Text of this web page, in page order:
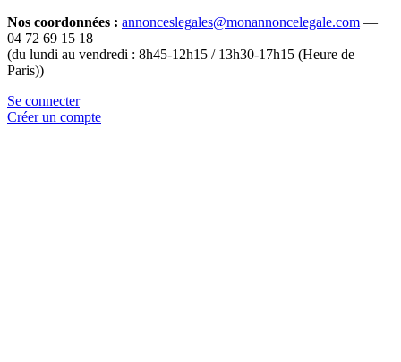
Nos coordonnées : annonceslegales@monannoncelegale.com —
04 72 69 15 18
(du lundi au vendredi : 8h45-12h15 / 13h30-17h15 (Heure de
Paris))
Se connecter
Créer un compte